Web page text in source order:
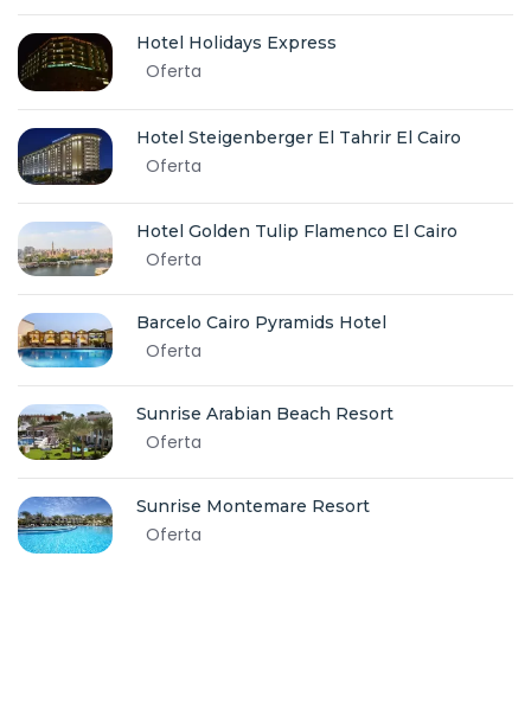
Hotel Holidays Express
Oferta
Hotel Steigenberger El Tahrir El Cairo
Oferta
Hotel Golden Tulip Flamenco El Cairo
Oferta
Barcelo Cairo Pyramids Hotel
Oferta
Sunrise Arabian Beach Resort
Oferta
Sunrise Montemare Resort
Oferta